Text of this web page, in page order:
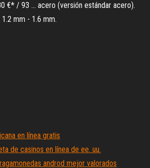
€* / 93 ... acero (versión estándar acero).
mm - 1.6 mm.
en línea gratis
de casinos en línea de ee. uu.
androd mejor valorados